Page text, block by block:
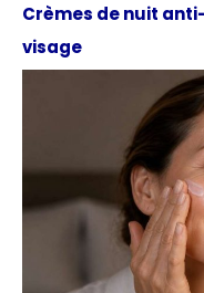
Crèmes de nuit
visage